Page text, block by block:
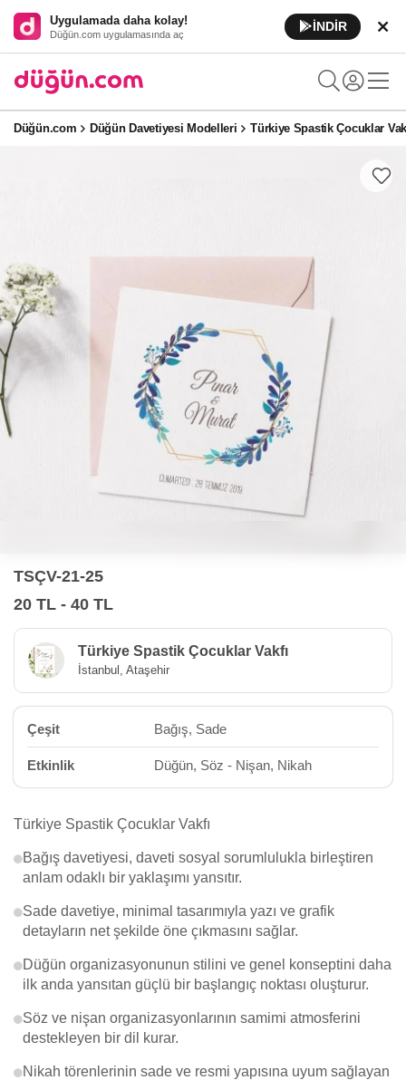
Uygulamada daha kolay!
Düğün.com uygulamasında aç
İNDİR
Düğün.com Düğün Davetiyesi Modelleri Türkiye Spastik Çocuklar
TSÇV-21-25
20 TL - 40 TL
Türkiye Spastik Çocuklar Vakfı
İstanbul, Ataşehir
Çeşit Bağış, Sade
Etkinlik Düğün, Söz - Nişan, Nikah
Türkiye Spastik Çocuklar Vakfı
Bağış davetiyesi, daveti sosyal sorumlulukla birleştiren
anlam odaklı bir yaklaşımı yansıtır.
Sade davetiye, minimal tasarımıyla yazı ve grafik
detayların net şekilde öne çıkmasını sağlar.
Düğün organizasyonunun stilini ve genel konseptini daha
ilk anda yansıtan güçlü bir başlangıç noktası oluşturur.
Söz ve nişan organizasyonlarının samimi atmosferini
destekleyen bir dil kurar.
Nikah törenlerinin sade ve resmi yapısına uyum sağlayan